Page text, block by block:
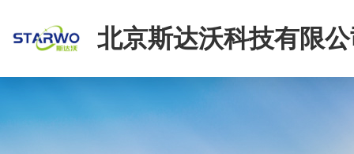
北京斯达沃科技有限